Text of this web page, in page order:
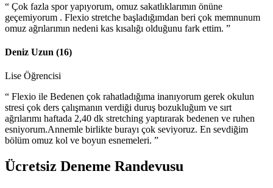
“ Çok fazla spor yapıyorum, omuz sakatlıklarımın önüne
geçemiyorum . Flexio stretche başladığımdan beri çok memnunum
omuz ağrılarımın nedeni kas kısalığı olduğunu fark ettim. ”
Deniz Uzun (16)
Lise Öğrencisi
“ Flexio ile Bedenen çok rahatladığıma inanıyorum gerek okulun
stresi çok ders çalışmanın verdiği duruş bozukluğum ve sırt
ağrılarımı haftada 2,40 dk stretching yaptırarak bedenen ve ruhen
esniyorum.Annemle birlikte burayı çok seviyoruz. En sevdiğim
bölüm omuz kol ve boyun esnemeleri. ”
Ücretsiz Deneme Randevusu